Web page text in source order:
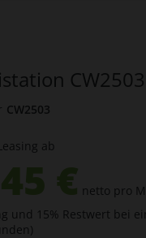
CW2503
CW2503
ab
€ netto pro
und 15% Restwert bei